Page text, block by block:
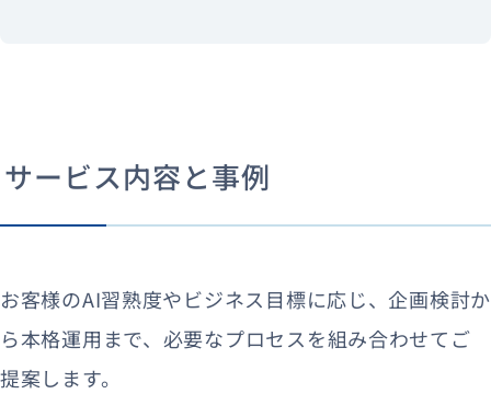
サービス内容と事例
お客様のAI習熟度やビジネス目標に応じ、企画検討か
ら本格運用まで、必要なプロセスを組み合わせてご
提案します。